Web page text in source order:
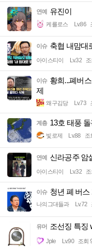
연예 유진이
케를로스 Lv.86
이슈 축협 내맘대
아이스티이 Lv.32
이슈 황희...폐버
제
왜구김당 Lv.73
계층 13호 태풍
빛로제 Lv.88 조
연예 신라공주 암
아이스티이 Lv.32
이슈 청년 폐 버
나의그대들과 Lv.72
유머 조선징 특징
Jple Lv.90 조회